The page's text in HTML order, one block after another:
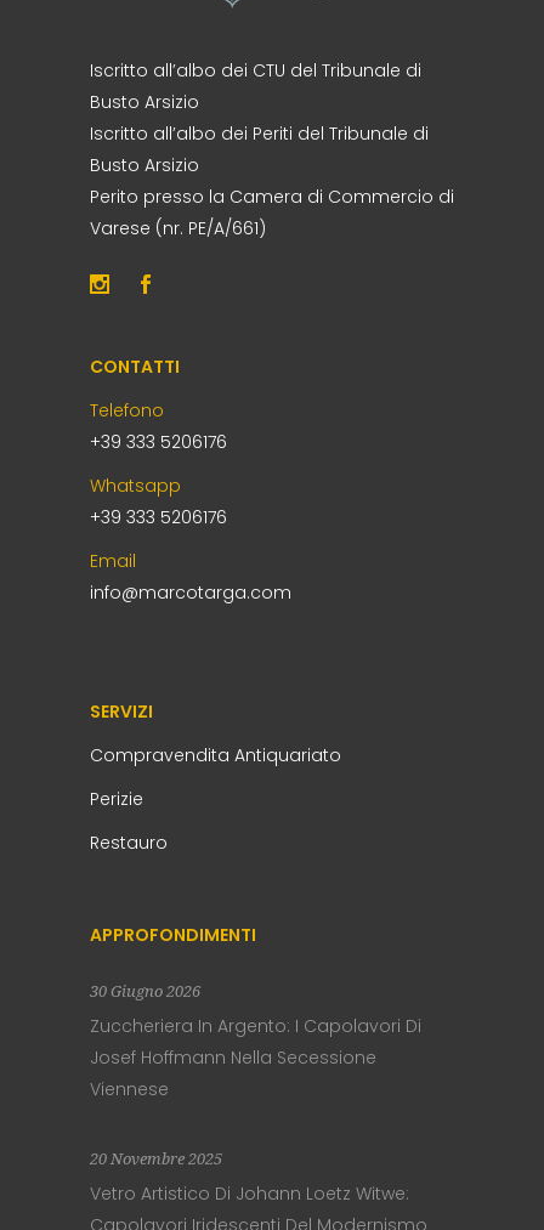
Iscritto all’albo dei CTU del Tribunale di
Busto Arsizio
Iscritto all’albo dei Periti del Tribunale di
Busto Arsizio
Perito presso la Camera di Commercio di
Varese (nr. PE/A/661)
CONTATTI
Telefono
+39 333 5206176
Whatsapp
+39 333 5206176
Email
info@marcotarga.com
SERVIZI
Compravendita Antiquariato
Perizie
Restauro
APPROFONDIMENTI
30 Giugno 2026
Zuccheriera In Argento: I Capolavori Di
Josef Hoffmann Nella Secessione
Viennese
20 Novembre 2025
Vetro Artistico Di Johann Loetz Witwe:
Capolavori Iridescenti Del Modernismo